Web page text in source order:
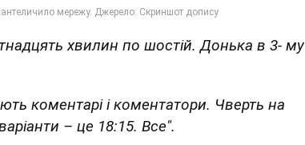
хвилин по шостій. Донька в 3- му
коментарі і коментатори. Чверть на
– це 18:15. Все".